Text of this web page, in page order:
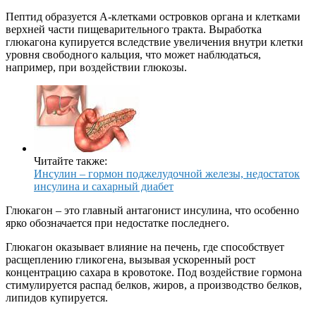
Пептид образуется А-клетками островков органа и клетками
верхней части пищеварительного тракта. Выработка
глюкагона купируется вследствие увеличения внутри клетки
уровня свободного кальция, что может наблюдаться,
например, при воздействии глюкозы.
Читайте также:
Инсулин – гормон поджелудочной железы, недостаток
инсулина и сахарный диабет
Глюкагон – это главный антагонист инсулина, что особенно
ярко обозначается при недостатке последнего.
Глюкагон оказывает влияние на печень, где способствует
расщеплению гликогена, вызывая ускоренный рост
концентрацию сахара в кровотоке. Под воздействие гормона
стимулируется распад белков, жиров, а производство белков,
липидов купируется.